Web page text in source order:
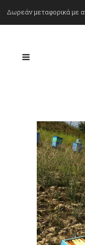
Δωρεάν μεταφορικά με